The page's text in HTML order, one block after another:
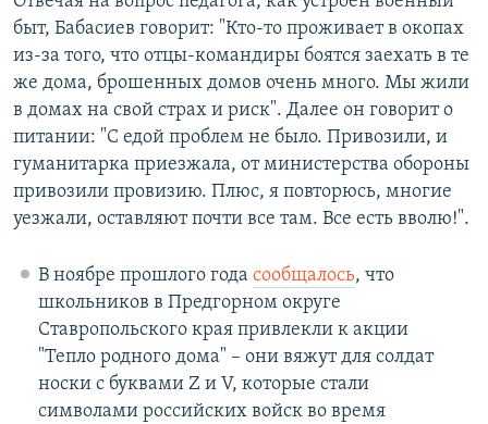
быт, Бабасиев говорит: "Кто-то проживает в окопах
из-за того, что отцы-командиры боятся заехать в те
же дома, брошенных домов очень много. Мы жили
в домах на свой страх и риск". Далее он говорит о
питании: "С едой проблем не было. Привозили, и
гуманитарка приезжала, от министерства обороны
привозили провизию. Плюс, я повторюсь, многие
уезжали, оставляют почти все там. Все есть вволю!".
В ноябре прошлого года сообщалось, что
школьников в Предгорном округе
Ставропольского края привлекли к акции
"Тепло родного дома" – они вяжут для солдат
носки с буквами Z и V, которые стали
символами российских войск во время